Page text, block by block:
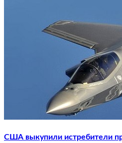
США выкупили истребители